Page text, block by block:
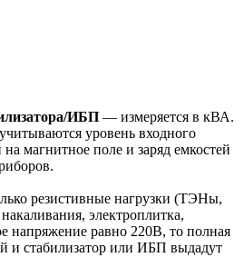
ИБП — измеряется в кВА.
уровень входного
магнитное поле и заряд емкостей
резистивные нагрузки (ТЭНы,
электроплитка,
напряжение равно 220В, то полная
и стабилизатор или ИБП выдадут